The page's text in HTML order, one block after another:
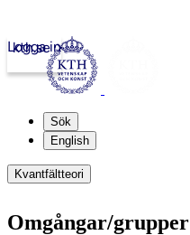
kth.se
Logga in
Sök
English
Kvantfältteori
Omgångar/grupper